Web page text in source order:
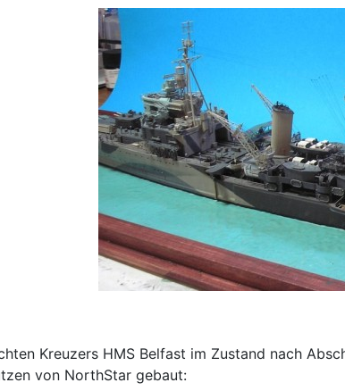
Kreuzers HMS Belfast im Zustand nach
von NorthStar gebaut: